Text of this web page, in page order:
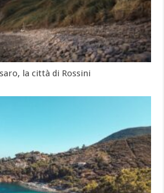
la città di Rossini